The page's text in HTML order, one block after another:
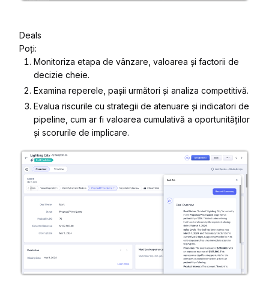
Deals
Poți:
Monitoriza etapa de vânzare, valoarea și factorii de
decizie cheie.
Examina reperele, pașii următori și analiza competitivă.
Evalua riscurile cu strategii de atenuare și indicatori de
pipeline, cum ar fi valoarea cumulativă a oportunităților
și scorurile de implicare.